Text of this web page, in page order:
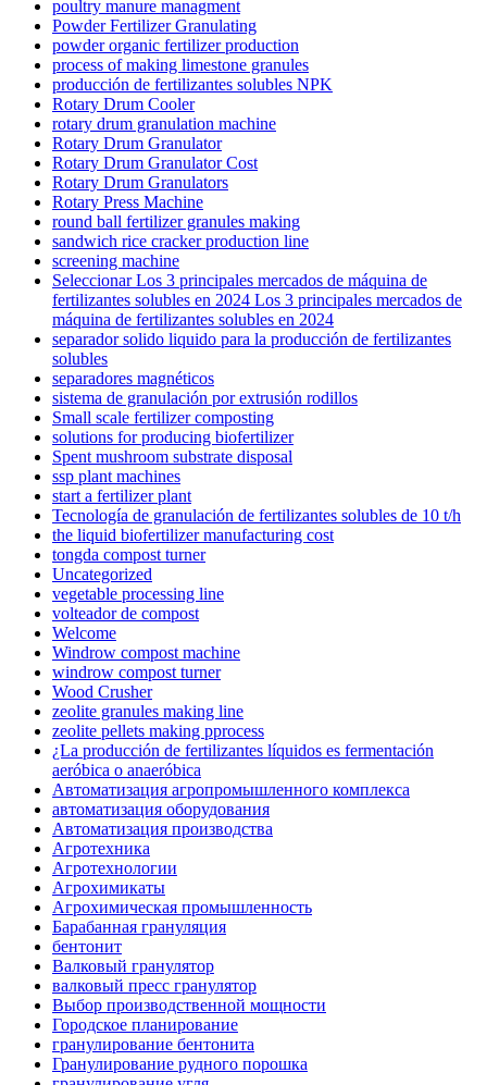
poultry manure managment
Powder Fertilizer Granulating
powder organic fertilizer production
process of making limestone granules
producción de fertilizantes solubles NPK
Rotary Drum Cooler
rotary drum granulation machine
Rotary Drum Granulator
Rotary Drum Granulator Cost
Rotary Drum Granulators
Rotary Press Machine
round ball fertilizer granules making
sandwich rice cracker production line
screening machine
Seleccionar Los 3 principales mercados de máquina de
fertilizantes solubles en 2024 Los 3 principales mercados de
máquina de fertilizantes solubles en 2024
separador solido liquido para la producción de fertilizantes
solubles
separadores magnéticos
sistema de granulación por extrusión rodillos
Small scale fertilizer composting
solutions for producing biofertilizer
Spent mushroom substrate disposal
ssp plant machines
start a fertilizer plant
Tecnología de granulación de fertilizantes solubles de 10 t/h
the liquid biofertilizer manufacturing cost
tongda compost turner
Uncategorized
vegetable processing line
volteador de compost
Welcome
Windrow compost machine
windrow compost turner
Wood Crusher
zeolite granules making line
zeolite pellets making pprocess
¿La producción de fertilizantes líquidos es fermentación
aeróbica o anaeróbica
Автоматизация агропромышленного комплекса
автоматизация оборудования
Автоматизация производства
Агротехника
Агротехнологии
Агрохимикаты
Агрохимическая промышленность
Барабанная грануляция
бентонит
Валковый гранулятор
валковый пресс гранулятор
Выбор производственной мощности
Городское планирование
гранулирование бентонита
Гранулирование рудного порошка